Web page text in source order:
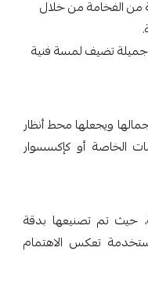
من الفخامة من خلال
تضيف لمسة فنية
ويجعلها محط أنظار
الخاصة أو كإكسسوار
حيث تم تصنيعها بدقة
تعكس الاهتمام